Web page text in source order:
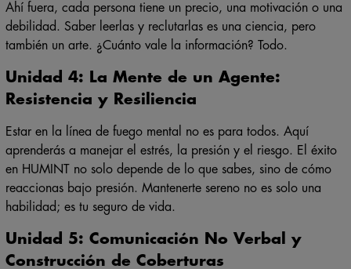
Ahí fuera, cada persona tiene un precio, una motivación o una
debilidad. Saber leerlas y reclutarlas es una ciencia, pero
también un arte. ¿Cuánto vale la información? Todo.
Unidad 4: La Mente de un Agente:
Resistencia y Resiliencia
Estar en la línea de fuego mental no es para todos. Aquí
aprenderás a manejar el estrés, la presión y el riesgo. El éxito
en HUMINT no solo depende de lo que sabes, sino de cómo
reaccionas bajo presión. Mantenerte sereno no es solo una
habilidad; es tu seguro de vida.
Unidad 5: Comunicación No Verbal y
Construcción de Coberturas